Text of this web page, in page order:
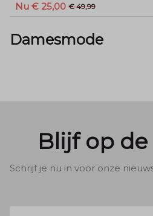
Nu € 25,00 € 49,99
Damesmode
Blijf op
Schrijf je nu in voor onze